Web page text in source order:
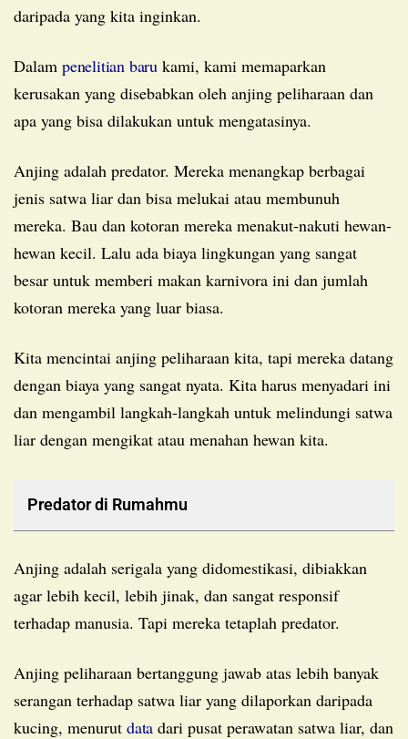
daripada yang kita inginkan.
Dalam penelitian baru kami, kami memaparkan
kerusakan yang disebabkan oleh anjing peliharaan dan
apa yang bisa dilakukan untuk mengatasinya.
Anjing adalah predator. Mereka menangkap berbagai
jenis satwa liar dan bisa melukai atau membunuh
mereka. Bau dan kotoran mereka menakut-nakuti hewan-
hewan kecil. Lalu ada biaya lingkungan yang sangat
besar untuk memberi makan karnivora ini dan jumlah
kotoran mereka yang luar biasa.
Kita mencintai anjing peliharaan kita, tapi mereka datang
dengan biaya yang sangat nyata. Kita harus menyadari ini
dan mengambil langkah-langkah untuk melindungi satwa
liar dengan mengikat atau menahan hewan kita.
Predator di Rumahmu
Anjing adalah serigala yang didomestikasi, dibiakkan
agar lebih kecil, lebih jinak, dan sangat responsif
terhadap manusia. Tapi mereka tetaplah predator.
Anjing peliharaan bertanggung jawab atas lebih banyak
serangan terhadap satwa liar yang dilaporkan daripada
kucing, menurut data dari pusat perawatan satwa liar, dan